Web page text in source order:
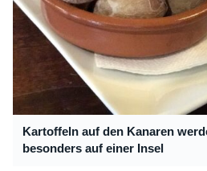
Kartoffeln auf den Kanaren
besonders auf einer Insel